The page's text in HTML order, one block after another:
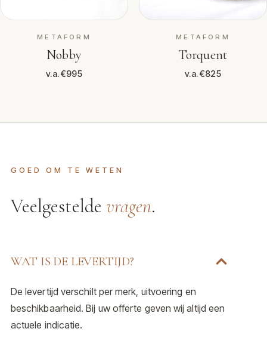
METAFORM
Nobby
v.a. €995
METAFORM
Torquent
v.a. €825
GOED OM TE WETEN
Veelgestelde vragen.
WAT IS DE LEVERTIJD?
De levertijd verschilt per merk, uitvoering en
beschikbaarheid. Bij uw offerte geven wij altijd een
actuele indicatie.